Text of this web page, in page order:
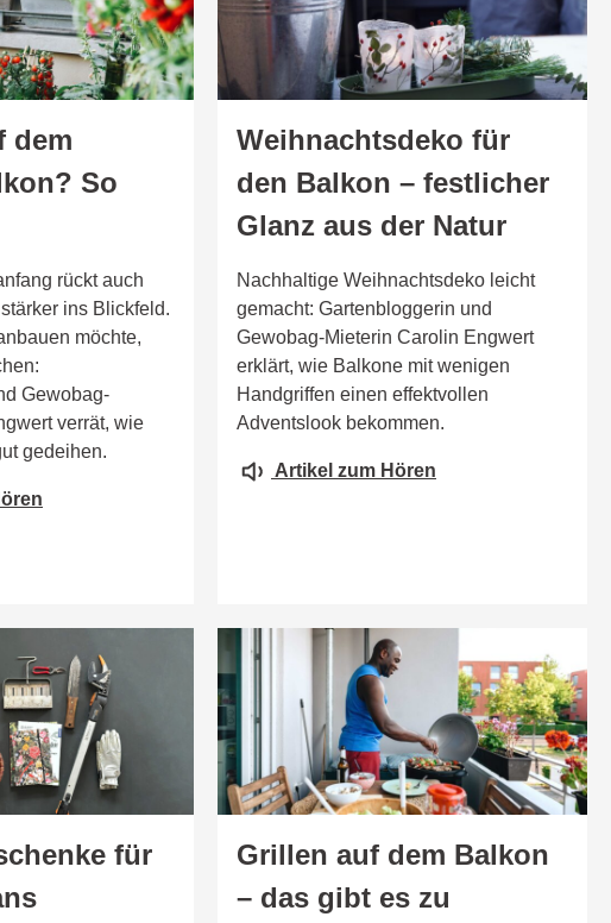
dem
So
rückt auch
ins Blickfeld.
möchte,
Gewobag-
verrät, wie
gedeihen.
Weihnachtsdeko für
den Balkon – festlicher
Glanz aus der Natur
Nachhaltige Weihnachtsdeko leicht
gemacht: Gartenbloggerin und
Gewobag-Mieterin Carolin Engwert
erklärt, wie Balkone mit wenigen
Handgriffen einen effektvollen
Adventslook bekommen.
Artikel zum Hören
für
Grillen auf dem Balkon
– das gibt es zu